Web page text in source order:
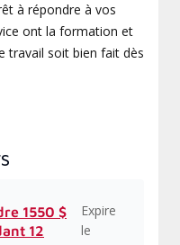
à répondre à vos
ont la formation et
travail soit bien fait dès
1550 $
12
Expire
le